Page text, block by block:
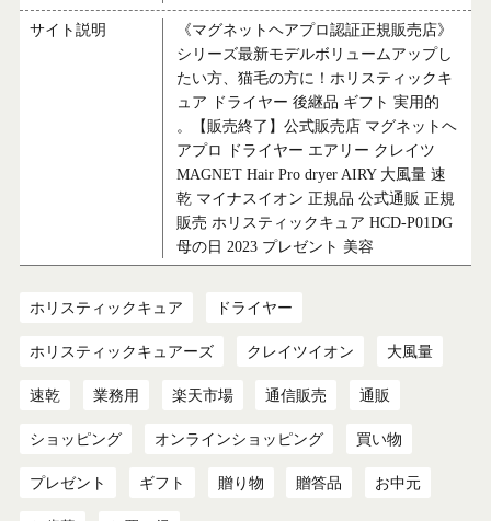
サイト説明
《マグネットヘアプロ認証正規販売店》
シリーズ最新モデルボリュームアップし
たい方、猫毛の方に！ホリスティックキ
ュア ドライヤー 後継品 ギフト 実用的
。【販売終了】公式販売店 マグネットヘ
アプロ ドライヤー エアリー クレイツ
MAGNET Hair Pro dryer AIRY 大風量 速
乾 マイナスイオン 正規品 公式通販 正規
販売 ホリスティックキュア HCD-P01DG
母の日 2023 プレゼント 美容
ホリスティックキュア ドライヤー
ホリスティックキュアーズ クレイツイオン 大風量
速乾 業務用 楽天市場 通信販売 通販
ショッピング オンラインショッピング 買い物
プレゼント ギフト 贈り物 贈答品 お中元